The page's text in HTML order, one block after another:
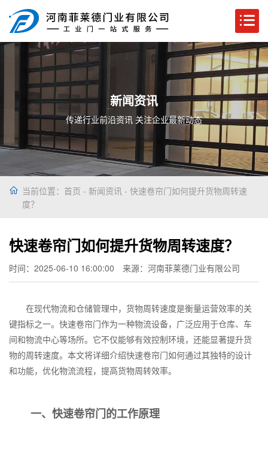
新闻资讯
传递行业前沿资讯 关注企业最新动态
当前位置： 首页 - 新闻资讯 - 快速卷帘门如何提升货物周转速
度？
快速卷帘门如何提升货物周转速度？
时间：2025-06-10 16:00:00 来源：河南菲莱德门业有限公司
在现代物流和仓储管理中，货物周转速度是衡量运营效率的关
键指标之一。快速卷帘门作为一种物流设备，广泛应用于仓库、车
间和物流中心等场所。它不仅能够有效控制环境，还能显著提升货
物的周转速度。本文将详细介绍快速卷帘门如何通过其独特的设计
和功能，优化物流流程，提高货物周转效率。
一、快速卷帘门的工作原理